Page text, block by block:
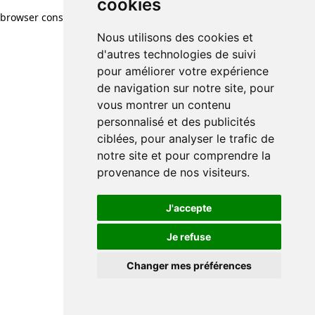
cookies
Nous utilisons des cookies et
d'autres technologies de suivi
pour améliorer votre expérience
de navigation sur notre site, pour
vous montrer un contenu
personnalisé et des publicités
ciblées, pour analyser le trafic de
notre site et pour comprendre la
provenance de nos visiteurs.
J'accepte
Je refuse
Changer mes préférences
browser console for more information)